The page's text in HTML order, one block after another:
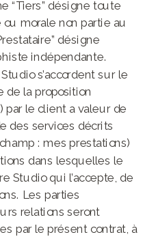
“Tiers” désigne toute
morale non partie au
désigne
indépendante.
s’accordent sur le
de la proposition
par le client a valeur de
des services décrits
: mes prestations)
dans lesquelles le
Studio qui l’accepte, de
Les parties
relations seront
par le présent contrat, à